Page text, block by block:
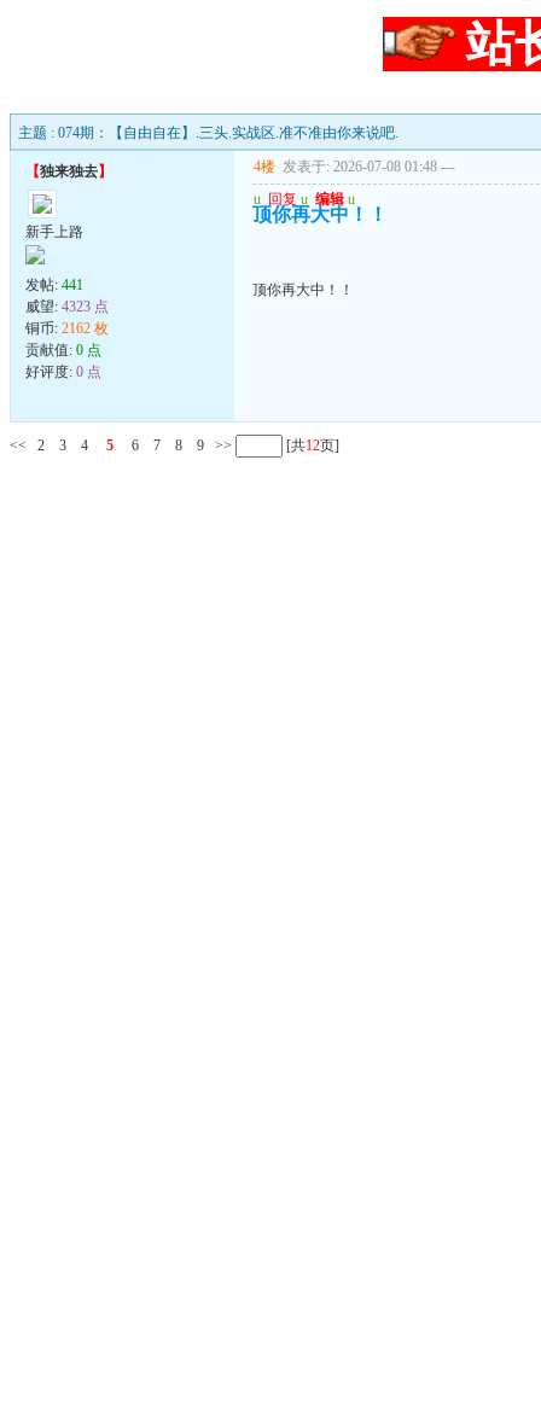
站
主题 : 074期：【自由自在】.三头.实战区.准不准由你来说吧.
【独来独去】
新手上路
发帖: 441
威望: 4323 点
铜币: 2162 枚
贡献值: 0 点
好评度: 0 点
4楼 发表于: 2026-07-08 01:48 ---
u 回复 u 编辑 u
顶你再大中！！
顶你再大中！！
<< 2 3 4 5 6 7 8 9 >> [共12页]